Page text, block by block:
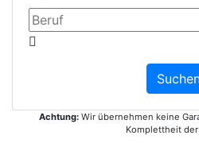
Achtung: Wir übernehmen keine
Komplettheit